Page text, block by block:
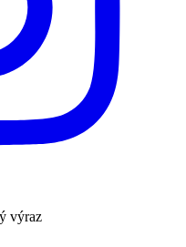
výraz